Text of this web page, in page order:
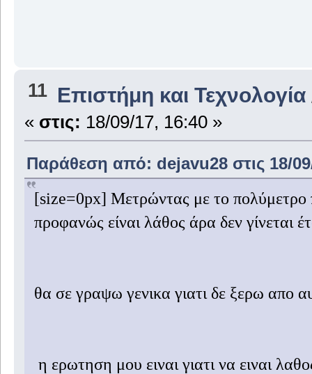
11 Επιστήμη και Τεχνολογία
« στις: 18/09/17, 16:40 »
Παράθεση από: dejavu28 στις 18/
[size=0px] Μετρώντας με το πολύμετρο
προφανώς είναι λάθος άρα δεν γίνεται
θα σε γραψω γενικα γιατι δε ξερω απο
η ερωτηση μου ειναι γιατι να ειναι